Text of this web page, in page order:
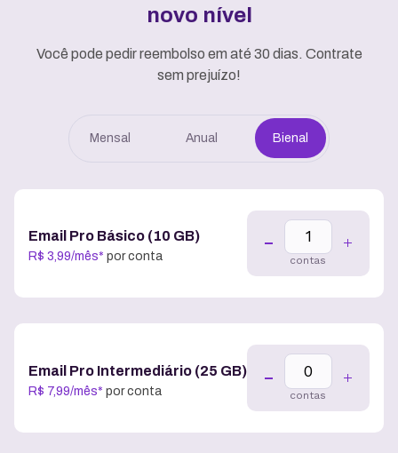
novo nível
Você pode pedir reembolso em até 30 dias. Contrate
sem prejuízo!
Mensal Anual Bienal
Email Pro Básico (10 GB)
R$ 3,99/mês* por conta contas
Email Pro Intermediário (25 GB)
R$ 7,99/mês* por conta contas